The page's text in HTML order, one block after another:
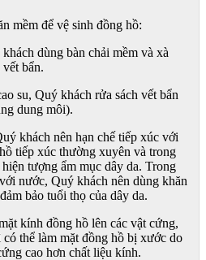
mềm để vệ sinh đồng hồ:
dùng bàn chải mềm và xà
bẩn.
su, Quý khách rửa sách vết bẩn
dung môi).
khách nên hạn chế tiếp xúc với
tiếp xúc thường xuyên và trong
tượng ẩm mục dây da. Trong
nước, Quý khách nên dùng khăn
bảo tuổi thọ của dây da.
kính đồng hồ lên các vật cứng,
thể làm mặt đồng hồ bị xước do
cao hơn chất liệu kính.